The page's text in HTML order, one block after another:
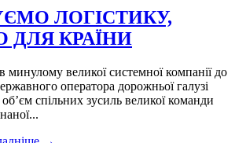
ЛОГІСТИКУ,
КРАЇНИ
великої системної компанії до
оператора дорожньої галузі
спільних зусиль великої команди